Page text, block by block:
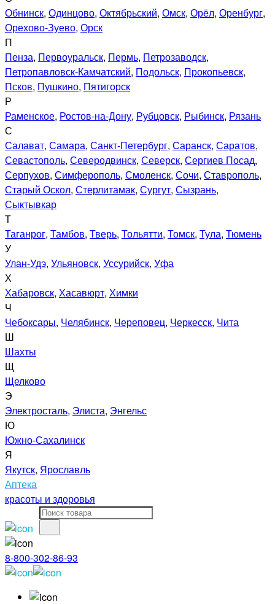
Обнинск, Одинцово, Октябрьский, Омск, Орёл, Оренбург,
Орехово-Зуево, Орск
П
Пенза, Первоуральск, Пермь, Петрозаводск,
Петропавловск-Камчатский, Подольск, Прокопьевск,
Псков, Пушкино, Пятигорск
Р
Раменское, Ростов-на-Дону, Рубцовск, Рыбинск, Рязань
С
Салават, Самара, Санкт-Петербург, Саранск, Саратов,
Севастополь, Северодвинск, Северск, Сергиев Посад,
Серпухов, Симферополь, Смоленск, Сочи, Ставрополь,
Старый Оскол, Стерлитамак, Сургут, Сызрань,
Сыктывкар
Т
Таганрог, Тамбов, Тверь, Тольятти, Томск, Тула, Тюмень
У
Улан-Удэ, Ульяновск, Уссурийск, Уфа
Х
Хабаровск, Хасавюрт, Химки
Ч
Чебоксары, Челябинск, Череповец, Черкесск, Чита
Ш
Шахты
Щ
Щелково
Э
Электросталь, Элиста, Энгельс
Ю
Южно-Сахалинск
Я
Якутск, Ярославль
Аптека
красоты и здоровья
8-800-302-86-93